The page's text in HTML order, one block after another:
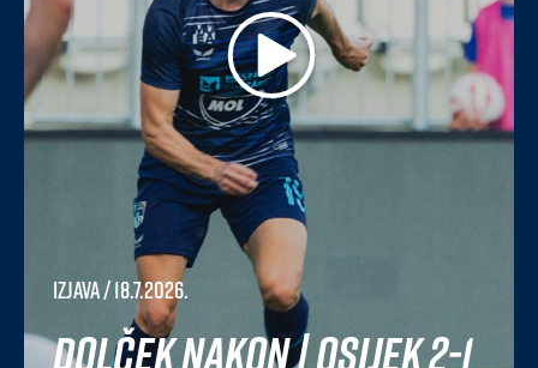
Izjava/ 18.7.2026.
Dolček nakon | Osijek 2-1